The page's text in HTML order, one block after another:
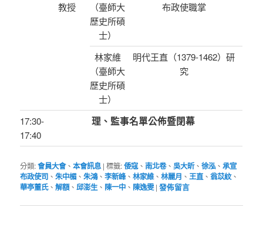
教授
（臺師大
歷史所碩
士）
布政使職掌
林家維
（臺師大
歷史所碩
士）
明代王直（1379-1462）研
究
17:30-
17:40
理、監事名單公佈暨閉幕
分類:會員大會、本會訊息 |標籤:倭寇、南北卷、吳大昕、徐泓、承宣
布政使司 、朱中楣 、朱鴻、李新峰、林家維、林麗月 、王直 、翁苡紋、
華亭董氏、解額、邱澎生 、 陳一中 、 陳逸雯 |發佈留言